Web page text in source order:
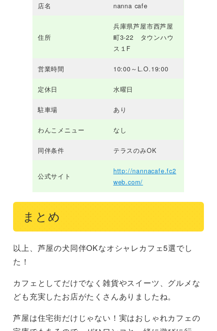
店名 nanna cafe
住所
兵庫県芦屋市西芦屋
町3-22 タウンハウ
ス１F
営業時間 10:00～L.O.19:00
定休日 水曜日
駐車場 あり
わんこメニュー なし
同伴条件 テラスのみOK
公式サイト
http://nannacafe.fc2
web.com/
まとめ
以上、芦屋の犬同伴OKなオシャレカフェ5選でし
た！
カフェとしてだけでなく雑貨やスイーツ、グルメな
ども充実したお店がたくさんありましたね。
芦屋は住宅街だけじゃない！実はおしゃれカフェの